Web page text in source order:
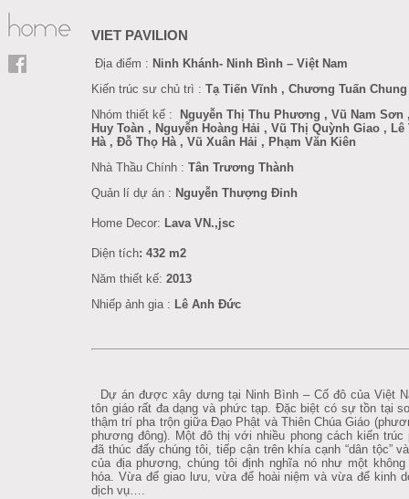
VIET PAVILION
Địa điểm : Ninh Khánh- Ninh Bình – Việt Nam
Kiến trúc sư chủ trì : Tạ Tiến Vĩnh , Chương Tuấn Chung
Nhóm thiết kế : Nguyễn Thị Thu Phương , Vũ Nam Sơn
Huy Toàn , Nguyễn Hoàng Hải , Vũ Thị Quỳnh Giao , Lê
Hà , Đỗ Thọ Hà , Vũ Xuân Hải , Phạm Văn Kiên
Nhà Thầu Chính : Tân Trương Thành
Quản lí dự án : Nguyễn Thượng Đỉnh
Home Decor: Lava VN.,jsc
Diện tích: 432 m2
Năm thiết kế: 2013
Nhiếp ảnh gia : Lê Anh Đức
Dự án được xây dưng tại Ninh Bình – Cố đô của Việt
tôn giáo rất đa dạng và phức tạp. Đặc biệt có sự tồn tại
thậm trí pha trộn giữa Đạo Phật và Thiên Chúa Giáo
phương đông). Một đô thị với nhiều phong cách kiến trúc
đã thúc đấy chúng tôi, tiếp cận trên khía cạnh “dân tộc”
của địa phương, chúng tôi định nghĩa nó như một không
hóa. Vừa để giao lưu, vừa để hoài niệm và vừa để kinh
dịch vụ….